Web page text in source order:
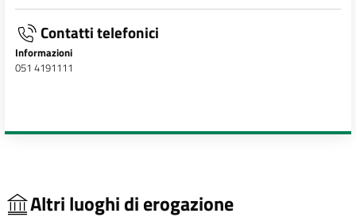
Contatti telefonici
Informazioni
051 4191111
Altri luoghi di erogazione